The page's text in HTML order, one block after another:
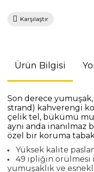
Karşılaştır
Ürün Bilgisi
Son derece
strand) kahverengi
çelik tel, bükümü
aynı anda inanılmaz
özel bir koruma
Yüksek kalite
49 ipliğin örülmesi
yumuşaklık ve